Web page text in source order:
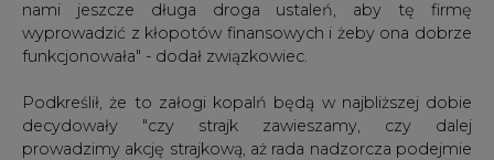
nami jeszcze długa droga ustaleń, aby tę firmę
wyprowadzić z kłopotów finansowych i żeby ona dobrze
funkcjonowała" - dodał związkowiec.
Podkreślił, że to załogi kopalń będą w najbliższej dobie
decydowały "czy strajk zawieszamy, czy dalej
prowadzimy akcję strajkową, aż rada nadzorcza podejmie